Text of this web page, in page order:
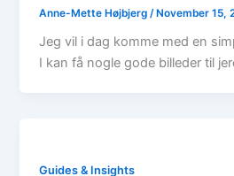
Anne-Mette Højbjerg /November 15,
Jeg vil i dag komme med en
I kan få nogle gode billeder til
Guides & Insights